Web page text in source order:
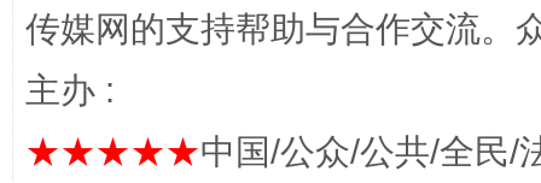
传媒网的支持帮助与合作交流。
主办 :
★★★★★中国/公众/公共/全民/